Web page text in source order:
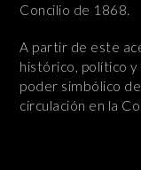
Concilio de 1868.
A partir de este
histórico, político
poder simbólico
circulación en la